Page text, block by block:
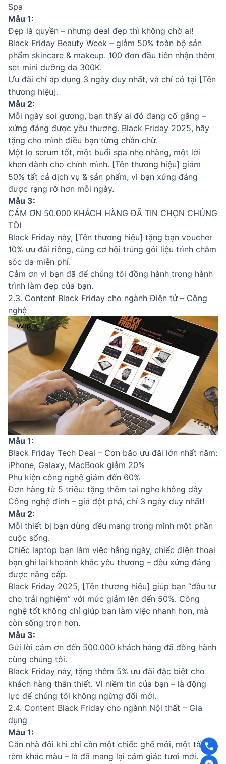
Spa
Mẫu 1:
Đẹp là quyền – nhưng deal đẹp thì không chờ ai!
Black Friday Beauty Week – giảm 50% toàn bộ sản
phẩm skincare & makeup. 100 đơn đầu tiên nhận thêm
set mini dưỡng da 300K.
Ưu đãi chỉ áp dụng 3 ngày duy nhất, và chỉ có tại [Tên
thương hiệu].
Mẫu 2:
Mỗi ngày soi gương, bạn thấy ai đó đang cố gắng –
xứng đáng được yêu thương. Black Friday 2025, hãy
tặng cho mình điều bạn từng chần chừ.
Một lọ serum tốt, một buổi spa nhẹ nhàng, một lời
khen dành cho chính mình. [Tên thương hiệu] giảm
50% tất cả dịch vụ & sản phẩm, vì bạn xứng đáng
được rạng rỡ hơn mỗi ngày.
Mẫu 3:
CẢM ƠN 50.000 KHÁCH HÀNG ĐÃ TIN CHỌN CHÚNG
TÔI
Black Friday này, [Tên thương hiệu] tặng bạn voucher
10% ưu đãi riêng, cùng cơ hội trúng gói liệu trình chăm
sóc da miễn phí.
Cảm ơn vì bạn đã để chúng tôi đồng hành trong hành
trình làm đẹp của bạn.
2.3. Content Black Friday cho ngành Điện tử – Công
nghệ
Mẫu 1:
Black Friday Tech Deal – Cơn bão ưu đãi lớn nhất năm:
iPhone, Galaxy, MacBook giảm 20%
Phụ kiện công nghệ giảm đến 60%
Đơn hàng từ 5 triệu: tặng thêm tai nghe không dây
Công nghệ đỉnh – giá đột phá, chỉ 3 ngày duy nhất!
Mẫu 2:
Mỗi thiết bị bạn dùng đều mang trong mình một phần
cuộc sống.
Chiếc laptop bạn làm việc hằng ngày, chiếc điện thoại
bạn ghi lại khoảnh khắc yêu thương – đều xứng đáng
được nâng cấp.
Black Friday 2025, [Tên thương hiệu] giúp bạn “đầu tư
cho trải nghiệm” với mức giảm lên đến 50%. Công
nghệ tốt không chỉ giúp bạn làm việc nhanh hơn, mà
còn sống trọn hơn.
Mẫu 3:
Gửi lời cảm ơn đến 500.000 khách hàng đã đồng hành
cùng chúng tôi.
Black Friday này, tặng thêm 5% ưu đãi đặc biệt cho
khách hàng thân thiết. Vì niềm tin của bạn – là động
lực để chúng tôi không ngừng đổi mới.
2.4. Content Black Friday cho ngành Nội thất – Gia
dụng
Mẫu 1:
Căn nhà đôi khi chỉ cần một chiếc ghế mới, một tấm
rèm khác màu – là đã mang lại cảm giác tươi mới.